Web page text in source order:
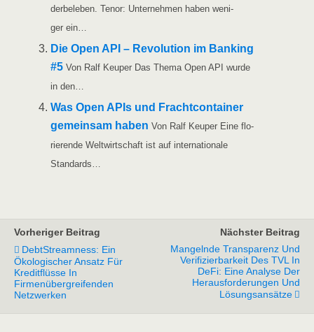
der­be­le­ben. Tenor: Unter­neh­men haben weni­
ger ein…
Die Open API – Revo­lu­ti­on im Ban­king
#5 Von Ralf Keu­per Das The­ma Open API wur­de
in den…
Was Open APIs und Fracht­con­tai­ner
gemein­sam haben Von Ralf Keu­per Eine flo­
rie­ren­de Welt­wirt­schaft ist auf inter­na­tio­na­le
Standards…
Vorheriger Beitrag
DebtStreamness: Ein
Ökologischer Ansatz Für
Kreditflüsse In
Firmenübergreifenden
Netzwerken
Nächster Beitrag
Mangelnde Transparenz Und
Verifizierbarkeit Des TVL In
DeFi: Eine Analyse Der
Herausforderungen Und
Lösungsansätze